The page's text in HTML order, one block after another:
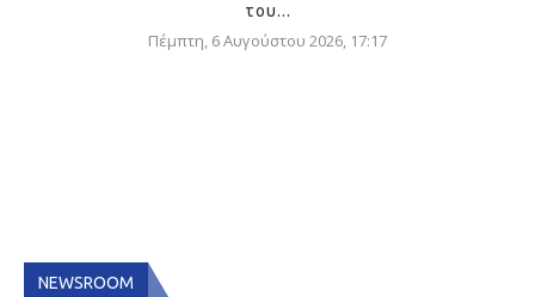
του...
Πέμπτη, 6 Αυγούστου 2026, 17:17
NEWSROOM